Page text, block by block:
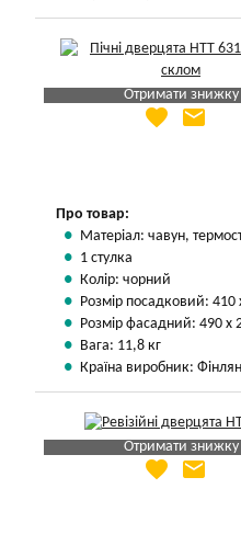
Отримати знижку
Яка Ваша ціна
favorite email
Про товар:
Матеріал: чавун,
1 стулка
Колір: чорний
Розмір посадковий:
Розмір фасадний: 490 х
Вага: 11,8 кг
Країна виробник:
Отримати знижку
Яка Ваша ціна
favorite email